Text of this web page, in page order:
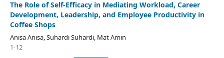
The Role of Self-Efficacy in Mediating Workload, Career
Development, Leadership, and Employee Productivity in
Coffee Shops
Anisa Anisa, Suhardi Suhardi, Mat Amin
1-12